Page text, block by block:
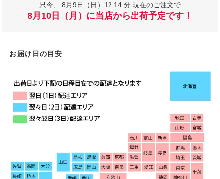
只今、 8月9日（日）12:14 分 現在のご注文で
8月10日（月）に当店から出荷予定です！
お届け日の目安